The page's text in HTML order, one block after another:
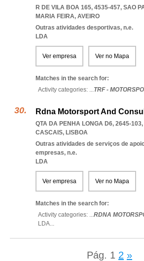
R DE VILA BOA 165, 4535-457, SAO
MARIA FEIRA, AVEIRO
Outras atividades desportivas, n.e.
LDA
Ver empresa Ver no Mapa
Matches in the search for:
Activity categories: ...TRF -
Rdna Motorsport And
QTA DA PENHA LONGA D6, 2645-103,
CASCAIS, LISBOA
Outras atividades de serviços de
empresas, n.e.
LDA
Ver empresa Ver no Mapa
Matches in the search for:
Activity categories: ...RDNA
LDA...
Pág. 1 2 »